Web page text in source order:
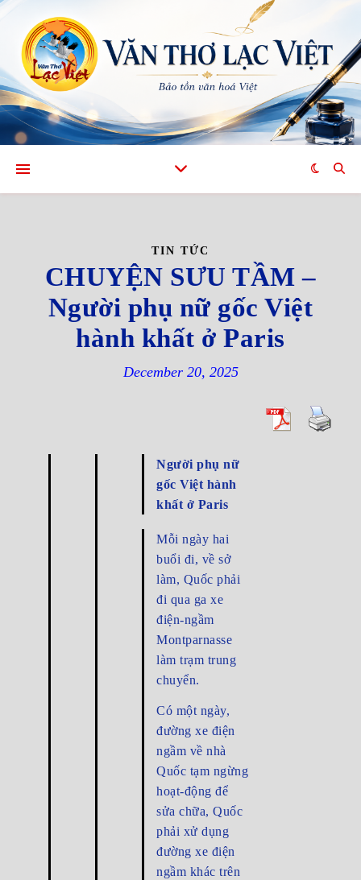
TIN TỨC
CHUYỆN SƯU TẦM –
Người phụ nữ gốc Việt
hành khất ở Paris
December 20, 2025
Người phụ nữ
gốc Việt hành
khất ở Paris
Mỗi ngày hai
buổi đi, về sở
làm, Quốc phải
đi qua ga xe
điện-ngầm
Montparnasse
làm trạm trung
chuyển.
Có một ngày,
đường xe điện
ngầm về nhà
Quốc tạm ngừng
hoạt-động để
sửa chữa, Quốc
phải xử dụng
đường xe điện
ngầm khác trên